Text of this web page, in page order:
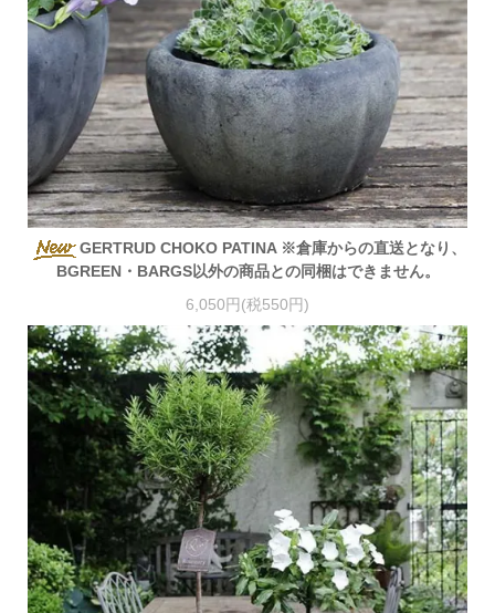
GERTRUD CHOKO PATINA ※倉庫からの直送となり、
BGREEN・BARGS以外の商品との同梱はできません。
6,050円(税550円)